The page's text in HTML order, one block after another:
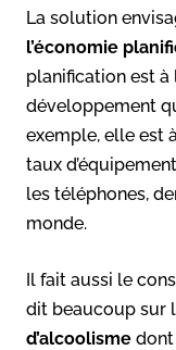
La solution
l’économie
planification est à
développement
exemple, elle est
taux
les téléphones,
monde.
Il fait aussi le
dit beaucoup sur
d’alcoolisme dont